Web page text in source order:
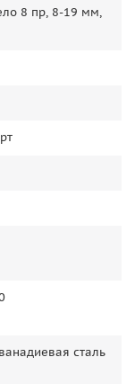
8 пр, 8-19 мм,
сталь